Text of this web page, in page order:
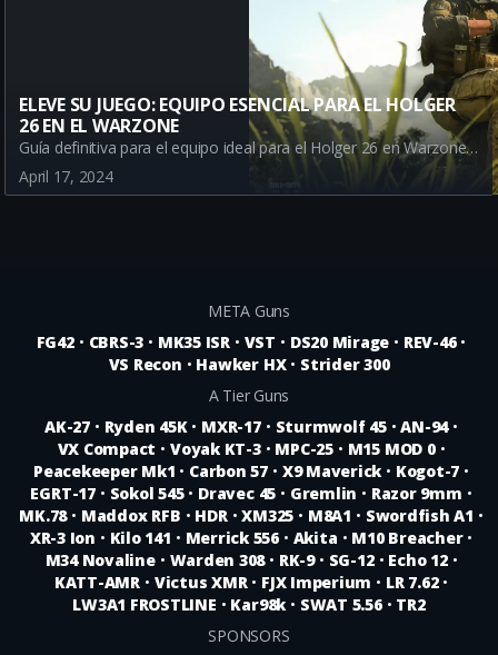
ELEVE SU JUEGO: EQUIPO ESENCIAL PARA EL HOLGER
26 EN EL WARZONE
Guía definitiva para el equipo ideal para el Holger 26 en Warzone. Enfatizando en el uso de la Granada de Humo y el Semtex para mejorar la funcionalidad de esta arma A Tier.
April 17, 2024
META Guns
FG42 • CBRS-3 • MK35 ISR • VST • DS20 Mirage • REV-46 •
VS Recon • Hawker HX • Strider 300
A Tier Guns
AK-27 • Ryden 45K • MXR-17 • Sturmwolf 45 • AN-94 •
VX Compact • Voyak KT-3 • MPC-25 • M15 MOD 0 •
Peacekeeper Mk1 • Carbon 57 • X9 Maverick • Kogot-7 •
EGRT-17 • Sokol 545 • Dravec 45 • Gremlin • Razor 9mm •
MK.78 • Maddox RFB • HDR • XM325 • M8A1 • Swordfish A1 •
XR-3 Ion • Kilo 141 • Merrick 556 • Akita • M10 Breacher •
M34 Novaline • Warden 308 • RK-9 • SG-12 • Echo 12 •
KATT-AMR • Victus XMR • FJX Imperium • LR 7.62 •
LW3A1 FROSTLINE • Kar98k • SWAT 5.56 • TR2
SPONSORS